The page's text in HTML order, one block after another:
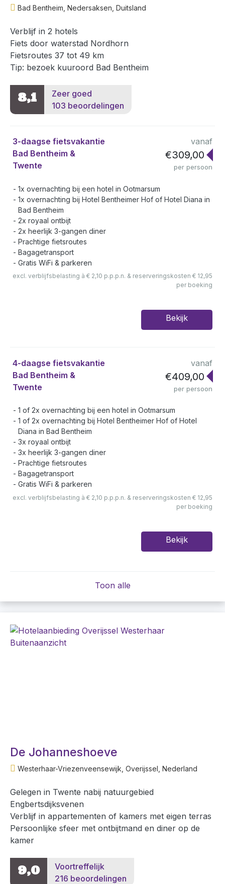
Bad Bentheim, Nedersaksen, Duitsland
Verblijf in 2 hotels
Fiets door waterstad Nordhorn
Fietsroutes 37 tot 49 km
Tip: bezoek kuuroord Bad Bentheim
8,1
Zeer goed
103 beoordelingen
3-daagse fietsvakantie
Bad Bentheim &
Twente
vanaf
€309,00
per persoon
1x overnachting bij een hotel in Ootmarsum
1x overnachting bij Hotel Bentheimer Hof of Hotel Diana in
Bad Bentheim
2x royaal ontbijt
2x heerlijk 3-gangen diner
Prachtige fietsroutes
Bagagetransport
Gratis WiFi & parkeren
excl. verblijfsbelasting à € 2,10 p.p.p.n. & reserveringskosten € 12,95
per boeking
Bekijk
4-daagse fietsvakantie
Bad Bentheim &
Twente
vanaf
€409,00
per persoon
1 of 2x overnachting bij een hotel in Ootmarsum
1 of 2x overnachting bij Hotel Bentheimer Hof of Hotel
Diana in Bad Bentheim
3x royaal ontbijt
3x heerlijk 3-gangen diner
Prachtige fietsroutes
Bagagetransport
Gratis WiFi & parkeren
excl. verblijfsbelasting à € 2,10 p.p.p.n. & reserveringskosten € 12,95
per boeking
Bekijk
Toon alle
De Johanneshoeve
Westerhaar-Vriezenveensewijk, Overijssel, Nederland
Gelegen in Twente nabij natuurgebied
Engbertsdijksvenen
Verblijf in appartementen of kamers met eigen terras
Persoonlijke sfeer met ontbijtmand en diner op de
kamer
9,0
Voortreffelijk
216 beoordelingen